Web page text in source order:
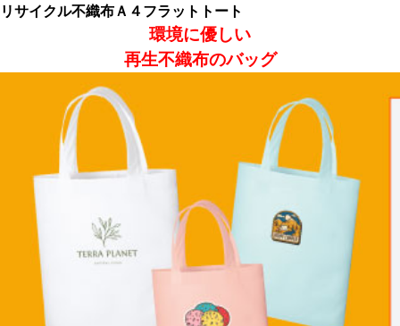
リサイクル不織布Ａ４フラットトート
環境に優しい
再生不織布のバッグ